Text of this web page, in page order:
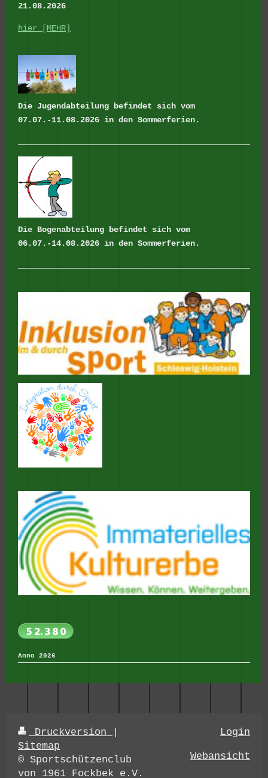
21.08.2026
hier [MEHR]
Die Jugendabteilung befindet sich vom
07.07.-11.08.2026 in den Sommerferien.
Die Bogenabteilung befindet sich vom
06.07.-14.08.2026 in den Sommerferien.
Anno 2026
Druckversion
Sitemap
© Sportschützenclub
von 1961 Fockbek e.V.
Login
Webansicht